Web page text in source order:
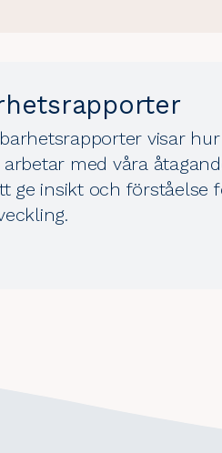
visar
med våra
ge insikt och förståelse